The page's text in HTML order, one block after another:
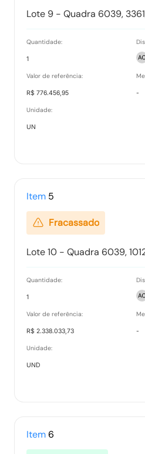
Termo de Homologação
Tipo:
Vencedores
Tipo:
Tipo: Relatorio
Lote 9 - Quadra 6039,
Quantidade:
1
Valor de referência:
R$ 776.456,95 -
Unidade:
UN
Item 5
Fracassado
Lote 10 - Quadra 6039,
Quantidade:
1
Valor de referência:
R$ 2.338.033,73 -
Unidade:
UND
Item6